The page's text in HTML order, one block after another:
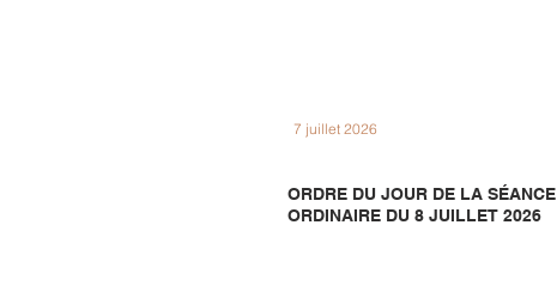
7 juillet 2026
ORDRE DU JOUR DE LA SÉANCE
ORDINAIRE DU 8 JUILLET 2026